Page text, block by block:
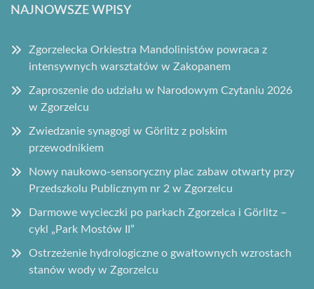
NAJNOWSZE WPISY
Zgorzelecka Orkiestra Mandolinistów powraca z
intensywnych warsztatów w Zakopanem
Zaproszenie do udziału w Narodowym Czytaniu 2026
w Zgorzelcu
Zwiedzanie synagogi w Görlitz z polskim
przewodnikiem
Nowy naukowo-sensoryczny plac zabaw otwarty przy
Przedszkolu Publicznym nr 2 w Zgorzelcu
Darmowe wycieczki po parkach Zgorzelca i Görlitz –
cykl „Park Mostów II”
Ostrzeżenie hydrologiczne o gwałtownych wzrostach
stanów wody w Zgorzelcu